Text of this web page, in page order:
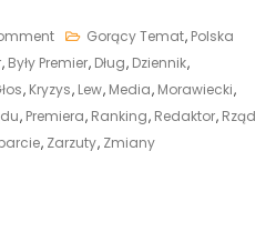
On
Morawiecki
Miał
Zostać
Obalony?
Gorący Temat, Polska
, Były Premier, Dług, Dziennik,
, Kryzys, Lew, Media, Morawiecki,
, Premiera, Ranking, Redaktor, Rząd
, Zarzuty, Zmiany